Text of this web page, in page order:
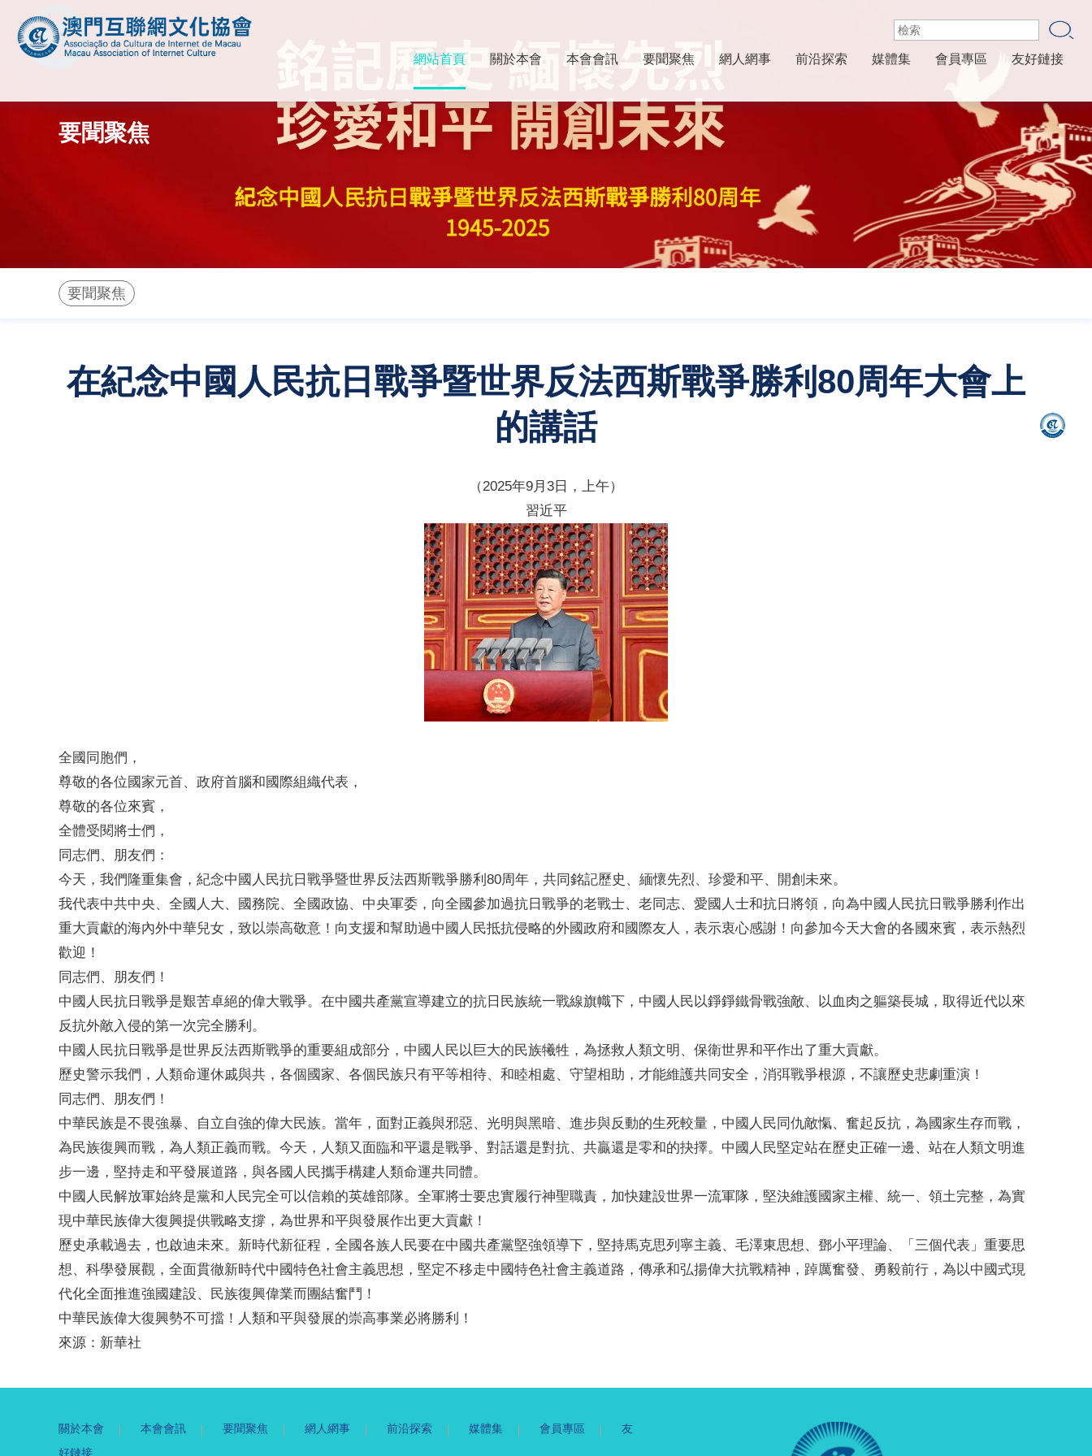
網站首頁 關於本會 本會會訊 要聞聚焦 網人網事 前沿探索 媒體集 會員專區 友好鏈接
要聞聚焦
要聞聚焦
在紀念中國人民抗日戰爭暨世界反法西斯戰爭勝利80周年大會上
的講話
（2025年9月3日，上午）
習近平
全國同胞們，
尊敬的各位國家元首、政府首腦和國際組織代表，
尊敬的各位來賓，
全體受閱將士們，
同志們、朋友們：
今天，我們隆重集會，紀念中國人民抗日戰爭暨世界反法西斯戰爭勝利80周年，共同銘記歷史、緬懷先烈、珍愛和平、開創未來。
我代表中共中央、全國人大、國務院、全國政協、中央軍委，向全國參加過抗日戰爭的老戰士、老同志、愛國人士和抗日將領，向為中國人民抗日戰爭勝利作出
重大貢獻的海內外中華兒女，致以崇高敬意！向支援和幫助過中國人民抵抗侵略的外國政府和國際友人，表示衷心感謝！向參加今天大會的各國來賓，表示熱烈
歡迎！
同志們、朋友們！
中國人民抗日戰爭是艱苦卓絕的偉大戰爭。在中國共產黨宣導建立的抗日民族統一戰線旗幟下，中國人民以錚錚鐵骨戰強敵、以血肉之軀築長城，取得近代以來
反抗外敵入侵的第一次完全勝利。
中國人民抗日戰爭是世界反法西斯戰爭的重要組成部分，中國人民以巨大的民族犧牲，為拯救人類文明、保衛世界和平作出了重大貢獻。
歷史警示我們，人類命運休戚與共，各個國家、各個民族只有平等相待、和睦相處、守望相助，才能維護共同安全，消弭戰爭根源，不讓歷史悲劇重演！
同志們、朋友們！
中華民族是不畏強暴、自立自強的偉大民族。當年，面對正義與邪惡、光明與黑暗、進步與反動的生死較量，中國人民同仇敵愾、奮起反抗，為國家生存而戰，
為民族復興而戰，為人類正義而戰。今天，人類又面臨和平還是戰爭、對話還是對抗、共贏還是零和的抉擇。中國人民堅定站在歷史正確一邊、站在人類文明進
步一邊，堅持走和平發展道路，與各國人民攜手構建人類命運共同體。
中國人民解放軍始終是黨和人民完全可以信賴的英雄部隊。全軍將士要忠實履行神聖職責，加快建設世界一流軍隊，堅決維護國家主權、統一、領土完整，為實
現中華民族偉大復興提供戰略支撐，為世界和平與發展作出更大貢獻！
歷史承載過去，也啟迪未來。新時代新征程，全國各族人民要在中國共產黨堅強領導下，堅持馬克思列寧主義、毛澤東思想、鄧小平理論、「三個代表」重要思
想、科學發展觀，全面貫徹新時代中國特色社會主義思想，堅定不移走中國特色社會主義道路，傳承和弘揚偉大抗戰精神，踔厲奮發、勇毅前行，為以中國式現
代化全面推進強國建設、民族復興偉業而團結奮鬥！
中華民族偉大復興勢不可擋！人類和平與發展的崇高事業必將勝利！
來源：新華社
關於本會 本會會訊 要聞聚焦 網人網事 前沿探索 媒體集 會員專區
友
好鏈接